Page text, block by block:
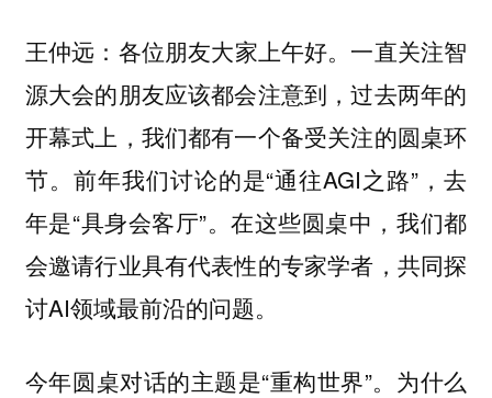
王仲远： 各位朋友大家上午好。一直关注智
源大会的朋友应该都会注意到，过去两年的
开幕式上，我们都有一个备受关注的圆桌环
节。前年我们讨论的是“通往AGI之路”，去
年是“具身会客厅”。在这些圆桌中，我们都
会邀请行业具有代表性的专家学者，共同探
讨AI领域最前沿的问题。
今年圆桌对话的主题是“重构世界”。为什么